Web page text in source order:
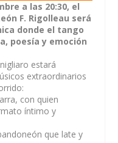
a las 20:30, el
F. Rigolleau será
donde el tango
poesía y emoción
estará
extraordinarios
con quien
íntimo y
que late y